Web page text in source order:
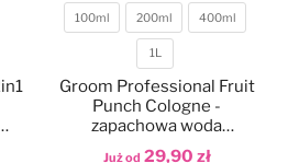
100ml 200ml 400ml
1L
Już od 29,90 zł
Groom Professional Fruit
Punch Cologne -
zapachowa woda
toaletowa dla psa